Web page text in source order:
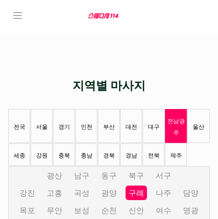
지역별 마사지
전국 서울 경기 인천 부산 대전 대구
전남광
주
울산
세종 강원 충북 충남 경북 경남 전북 제주
광산 남구 동구 북구
서구
강진
고흥 곡성 광양 구례 나주
담양
목포
무안 보성 순천 신안 여수
영광